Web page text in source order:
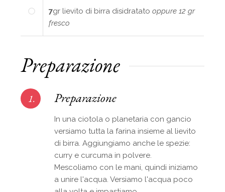
7gr lievito di birra disidratatooppure 12 gr
fresco
Preparazione
1. Preparazione
In una ciotola o planetaria con gancio
versiamo tutta la farina insieme al lievito
di birra. Aggiungiamo anche le spezie:
curry e curcuma in polvere.
Mescoliamo con le mani, quindi iniziamo
a unire l'acqua. Versiamo l'acqua poco